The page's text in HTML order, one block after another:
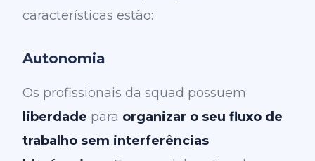
características estão:
Autonomia
Os profissionais da squad possuem
liberdade para organizar o seu fluxo de
trabalho sem interferências